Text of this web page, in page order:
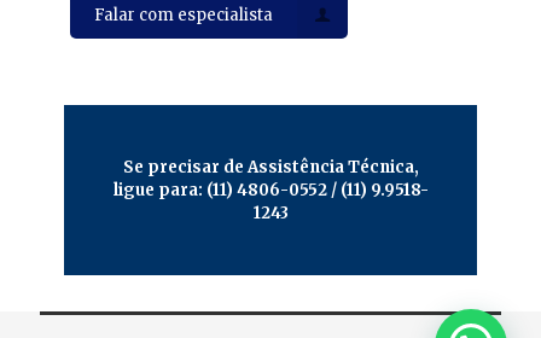
Falar com especialista
Se precisar de Assistência Técnica,
ligue para: (11) 4806-0552 / (11) 9.9518-
1243